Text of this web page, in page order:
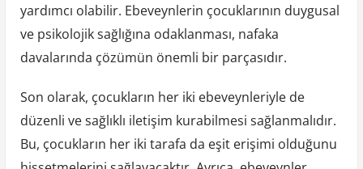
yardımcı olabilir. Ebeveynlerin çocuklarının duygusal
ve psikolojik sağlığına odaklanması, nafaka
davalarında çözümün önemli bir parçasıdır.
Son olarak, çocukların her iki ebeveynleriyle de
düzenli ve sağlıklı iletişim kurabilmesi sağlanmalıdır.
Bu, çocukların her iki tarafa da eşit erişimi olduğunu